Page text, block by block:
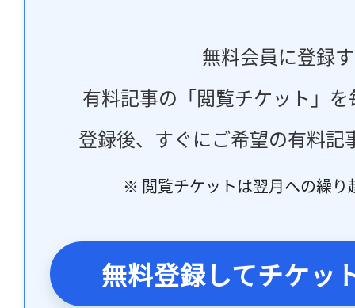
無料会員に登録
有料記事の「閲覧チケット」
登録後、すぐにご希望の有料記
※ 閲覧チケットは翌月への繰り
無料登録してチケッ